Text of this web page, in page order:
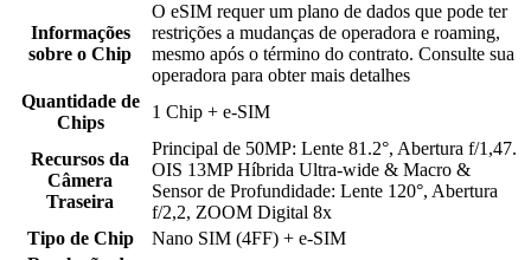
Informações
sobre o Chip
O eSIM requer um plano de dados que pode ter
restrições a mudanças de operadora e roaming,
mesmo após o término do contrato. Consulte sua
operadora para obter mais detalhes
Quantidade de
Chips
1 Chip + e-SIM
Recursos da
Câmera
Traseira
Principal de 50MP: Lente 81.2°, Abertura f/1,47.
OIS 13MP Híbrida Ultra-wide & Macro &
Sensor de Profundidade: Lente 120°, Abertura
f/2,2, ZOOM Digital 8x
Tipo de Chip
Nano SIM (4FF) + e-SIM